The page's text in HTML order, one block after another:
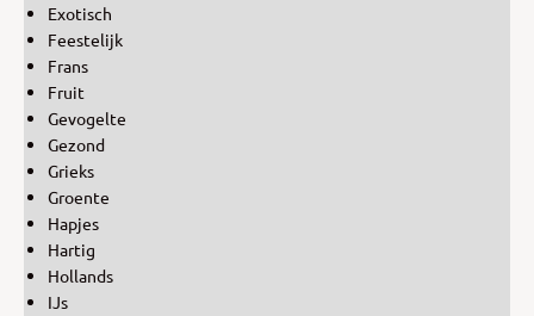
Exotisch
Feestelijk
Frans
Fruit
Gevogelte
Gezond
Grieks
Groente
Hapjes
Hartig
Hollands
IJs